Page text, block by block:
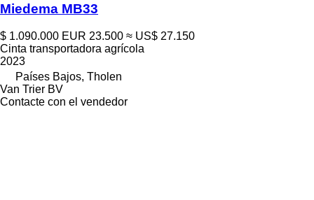
Miedema MB33
$ 1.090.000 EUR 23.500 ≈ US$ 27.150
Cinta transportadora agrícola
2023
Países Bajos, Tholen
Van Trier BV
Contacte con el vendedor